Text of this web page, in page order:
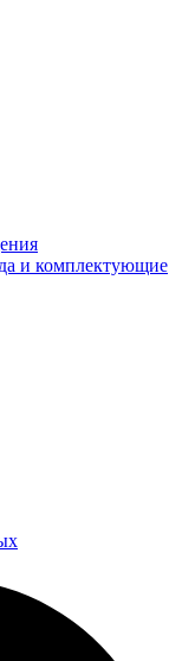
и комплектующие